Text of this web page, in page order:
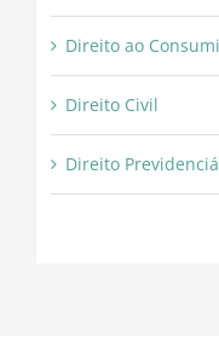
Direito ao
Direito Civil
Direito